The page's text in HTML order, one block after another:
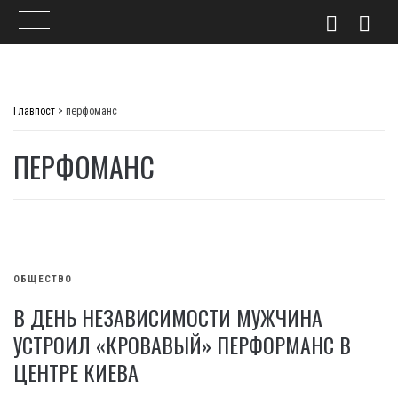
Главпост > перфоманс
ПЕРФОМАНС
ОБЩЕСТВО
В ДЕНЬ НЕЗАВИСИМОСТИ МУЖЧИНА
УСТРОИЛ «КРОВАВЫЙ» ПЕРФОРМАНС В
ЦЕНТРЕ КИЕВА